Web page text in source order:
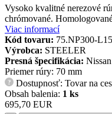
Vysoko kvalitné nerezové
chrómované.
Viac informací
Kód tovaru: 75.NP300-
Výrobca: STEELER
Presná špecifikácia:
Priemer rúry: 70 mm
?
Dostupnosť: Tovar na
Obsah balenia: 1 ks
695,70 EUR